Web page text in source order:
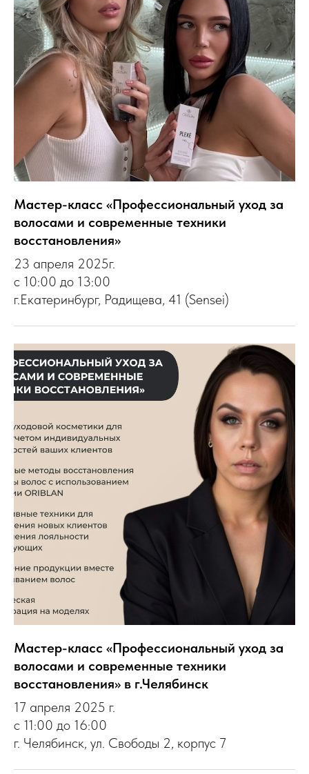
Мастер-класс «Профессиональный уход за
волосами и современные техники
восстановления»
23 апреля 2025г.
c 10:00 до 13:00
г.Екатеринбург, Радищева, 41 (Sensei)
Мастер-класс «Профессиональный уход за
волосами и современные техники
восстановления» в г.Челябинск
17 апреля 2025 г.
с 11:00 до 16:00
г. Челябинск, ул. Свободы 2, корпус 7